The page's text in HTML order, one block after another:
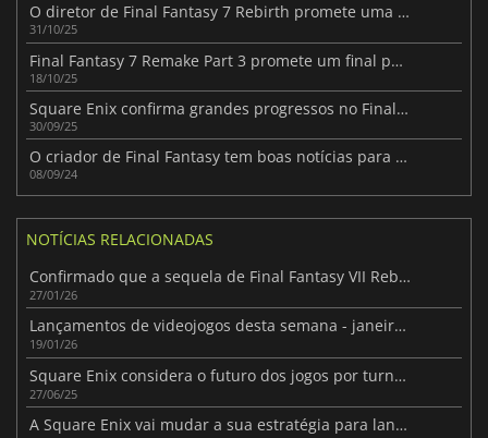
O diretor de Final Fantasy 7 Rebirth promete uma versão de alta qualidade para a Switch 2
31/10/25
Final Fantasy 7 Remake Part 3 promete um final perfeito para todos os fãs
18/10/25
Square Enix confirma grandes progressos no Final Fantasy 7 Remake Part 3
30/09/25
O criador de Final Fantasy tem boas notícias para a Xbox
08/09/24
NOTÍCIAS RELACIONADAS
Confirmado que a sequela de Final Fantasy VII Rebirth utilizará o Unreal Engine 4
27/01/26
Lançamentos de videojogos desta semana - janeiro de 2026 (Semana 4)
19/01/26
Square Enix considera o futuro dos jogos por turnos após o sucesso de Clair Obscur
27/06/25
A Square Enix vai mudar a sua estratégia para lançamentos multiplataformas